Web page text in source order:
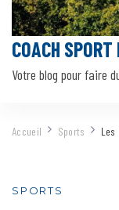
COACH SPORT
Votre blog pour faire
Accueil Sports
SPORTS